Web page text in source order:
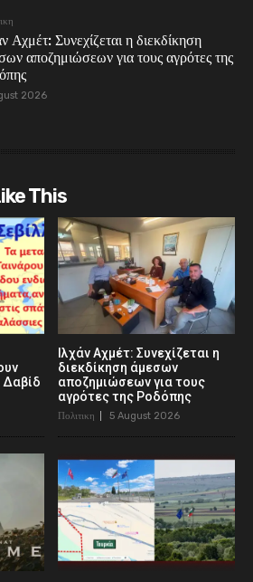
Αχμέτ: Συνεχίζεται η διεκδίκηση
αποζημιώσεων για τους αγρότες της
2026
This
Δαβίδ
Ιλχάν Αχμέτ: Συνεχίζεται η
διεκδίκηση άμεσων
αποζημιώσεων για τους
αγρότες της Ροδόπης
Πολιτικη 5 August 2026